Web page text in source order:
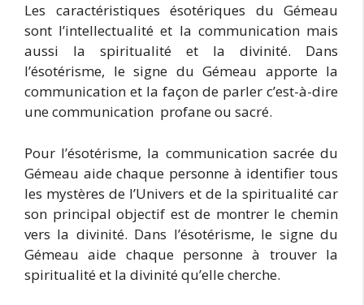
Les caractéristiques ésotériques du Gémeau
sont l’intellectualité et la communication mais
aussi la spiritualité et la divinité. Dans
l’ésotérisme, le signe du Gémeau apporte la
communication et la façon de parler c’est-à-dire
une communication profane ou sacré.
Pour l’ésotérisme, la communication sacrée du
Gémeau aide chaque personne à identifier tous
les mystères de l’Univers et de la spiritualité car
son principal objectif est de montrer le chemin
vers la divinité. Dans l’ésotérisme, le signe du
Gémeau aide chaque personne à trouver la
spiritualité et la divinité qu’elle cherche.